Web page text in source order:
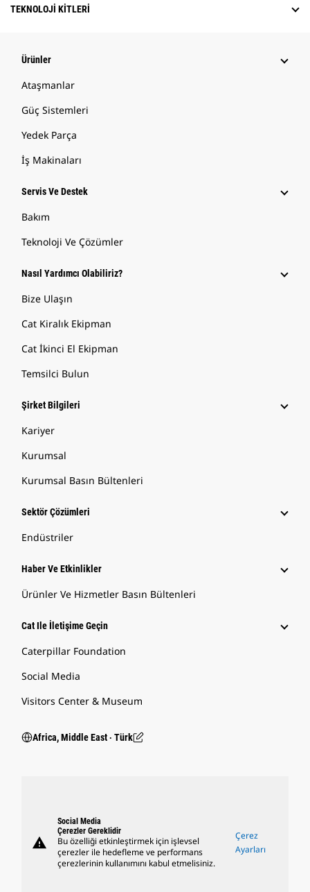
TEKNOLOJI KITLERI
Ürünler
Ataşmanlar
Güç Sistemleri
Yedek Parça
İş Makinaları
Servis Ve Destek
Bakım
Teknoloji Ve Çözümler
Nasıl Yardımcı Olabiliriz?
Bize Ulaşın
Cat Kiralık Ekipman
Cat İkinci El Ekipman
Temsilci Bulun
Şirket Bilgileri
Kariyer
Kurumsal
Kurumsal Basın Bültenleri
Sektör Çözümleri
Endüstriler
Haber Ve Etkinlikler
Ürünler Ve Hizmetler Basın Bültenleri
Cat Ile İletişime Geçin
Caterpillar Foundation
Social Media
Visitors Center & Museum
Africa, Middle East ‧ Türk
warning
Social Media
Çerezler Gereklidir
Bu özelliği etkinleştirmek için işlevsel
çerezler ile hedefleme ve performans
çerezlerinin kullanımını kabul etmelisiniz.
Çerez
Ayarları